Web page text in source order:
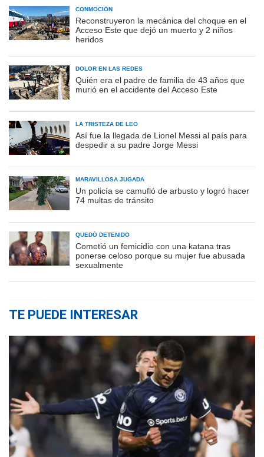
CONMOCIÓN
Reconstruyeron la mecánica del choque en el
Acceso Este que dejó un muerto y 2 niños
heridos
DOLOR EN LAS REDES
Quién era el padre de familia de 43 años que
murió en el accidente del Acceso Este
LA TRISTEZA DE LEO
Así fue la llegada de Lionel Messi al país para
despedir a su padre Jorge Messi
MARAVILLOSA JUGADA
Un policía se camufló de arbusto y logró hacer
74 multas de tránsito
QUEDÓ DETENIDO
Cometió un femicidio con una katana tras
ponerse celoso porque su mujer fue abusada
sexualmente
TE PUEDE INTERESAR